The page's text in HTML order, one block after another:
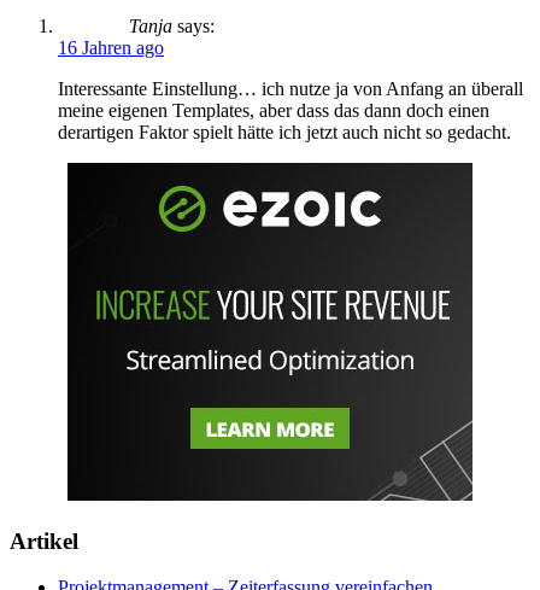
Tanja says:
16 Jahren ago
Interessante Einstellung… ich nutze ja von Anfang an überall
meine eigenen Templates, aber dass das dann doch einen
derartigen Faktor spielt hätte ich jetzt auch nicht so gedacht.
Artikel